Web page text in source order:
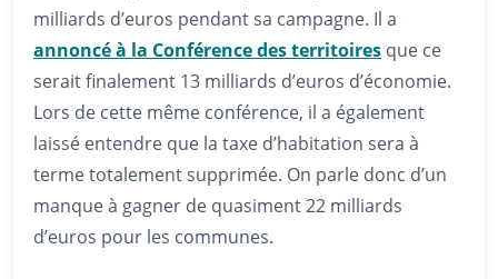
milliards d’euros pendant sa campagne. Il a
annoncé à la Conférence des territoires que ce
serait finalement 13 milliards d’euros d’économie.
Lors de cette même conférence, il a également
laissé entendre que la taxe d’habitation sera à
terme totalement supprimée. On parle donc d’un
manque à gagner de quasiment 22 milliards
d’euros pour les communes.